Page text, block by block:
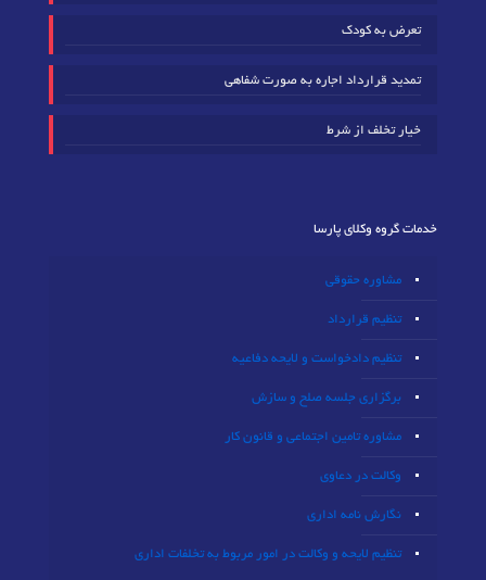
تعرض به کودک
تمدید قرارداد اجاره به صورت شفاهی
خیار تخلف از شرط
خدمات گروه وکلای پارسا
مشاوره حقوقی
تنظیم قرارداد
تنظیم دادخواست و لایحه دفاعیه
برگزاری جلسه صلح و سازش
مشاوره تامین اجتماعی و قانون کار
وکالت در دعاوی
نگارش نامه اداری
تنظیم لایحه و وکالت در امور مربوط به تخلفات اداری